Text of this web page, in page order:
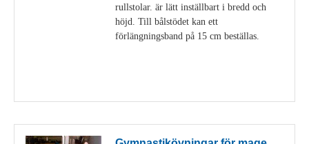
rullstolar. är lätt inställbart i bredd och
höjd. Till bålstödet kan ett
förlängningsband på 15 cm beställas.